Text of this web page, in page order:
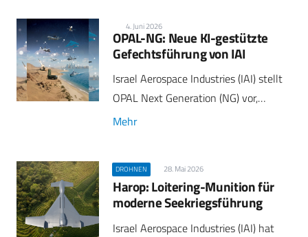
4. Juni 2026
OPAL-NG: Neue KI-gestützte
Gefechtsführung von IAI
Israel Aerospace Industries (IAI) stellt
OPAL Next Generation (NG) vor,…
Mehr
DROHNEN 28. Mai 2026
Harop: Loitering-Munition für
moderne Seekriegsführung
Israel Aerospace Industries (IAI) hat